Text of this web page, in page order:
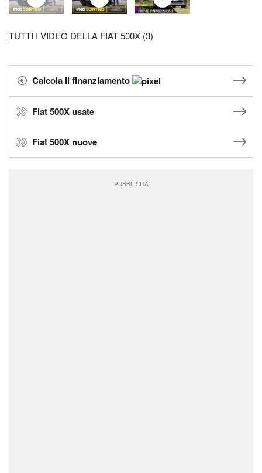
TUTTI I VIDEO DELLA FIAT 500X (3)
Calcola il finanziamento
Fiat 500X usate
Fiat 500X nuove
PUBBLICITÀ